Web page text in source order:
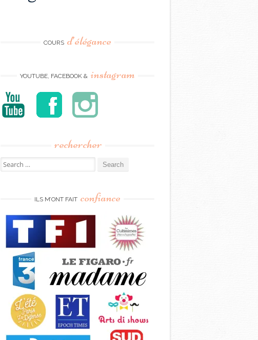
COURS d’élégance
YOUTUBE, FACEBOOK & instagram
rechercher
Search
for:
ILS M’ONT FAIT confiance